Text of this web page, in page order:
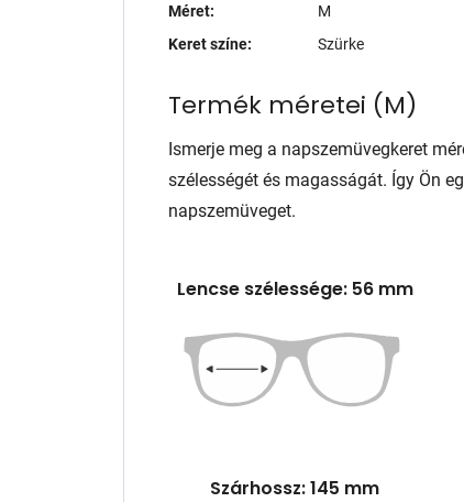
Méret:
M
Keret színe:
Szürke
Termék méretei (M)
Ismerje meg a napszemüvegkeret
szélességét és magasságát. Így Ön
napszemüveget.
Lencse szélessége: 56 mm
Szárhossz: 145 mm